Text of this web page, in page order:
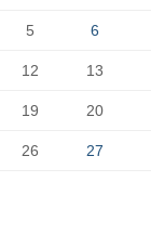
5 6
12 13
19 20
26 27